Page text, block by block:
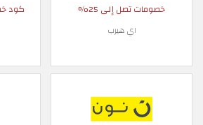
خصومات تصل إلى 25%
اي هيرب
كود خصم 30%